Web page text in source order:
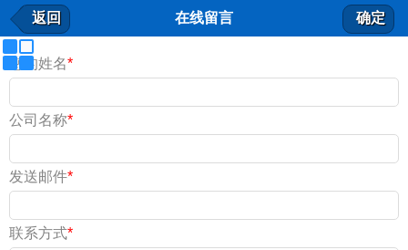
在线留言
我要留言
返回 在线留言 确定
您的姓名*
公司名称*
发送邮件*
联系方式*